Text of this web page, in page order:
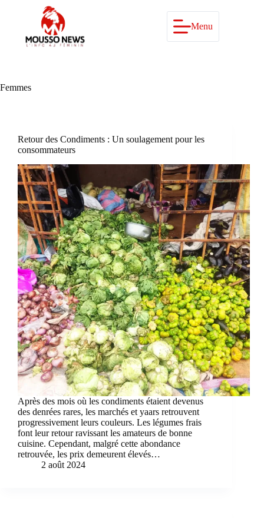
Menu
Femmes
Retour des Condiments : Un soulagement pour les
consommateurs
Après des mois où les condiments étaient devenus
des denrées rares, les marchés et yaars retrouvent
progressivement leurs couleurs. Les légumes frais
font leur retour ravissant les amateurs de bonne
cuisine. Cependant, malgré cette abondance
retrouvée, les prix demeurent élevés…
2 août 2024